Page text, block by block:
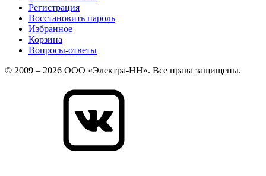
Регистрация
Восстановить пароль
Избранное
Корзина
Вопросы-ответы
© 2009 – 2026 ООО «Электра-НН». Все права защищены.